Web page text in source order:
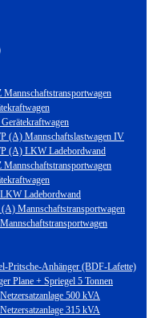
(A) Mannschaftslastwagen IV
(A) LKW Ladebordwand
Ladebordwand
Mannschaftstransportwagen
Pritsche-Anhänger (BDF-Lafette)
Plane + Spriegel 5 Tonnen
500 kVA
315 kVA